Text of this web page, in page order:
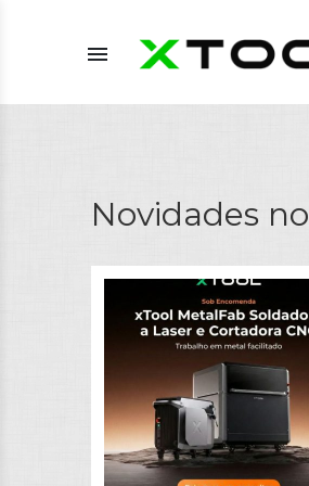
menu
Novidades